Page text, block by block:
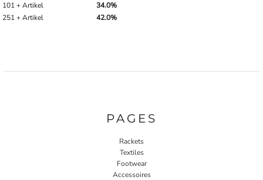
101 + Artikel
34.0%
251 + Artikel
42.0%
PAGES
Rackets
Textiles
Footwear
Accessoires